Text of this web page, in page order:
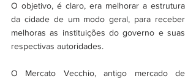
O objetivo, é claro, era melhorar a estrutura
da cidade de um modo geral, para receber
melhoras as instituições do governo e suas
respectivas autoridades.
O Mercato Vecchio, antigo mercado de